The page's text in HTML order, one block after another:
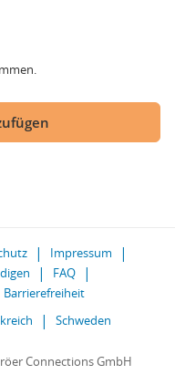
Impressum
FAQ
Barrierefreiheit
Schweden
Connections GmbH